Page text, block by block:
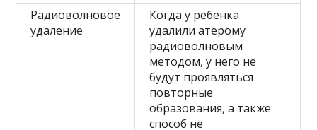
Радиоволновое
удаление
Когда у ребенка
удалили атерому
радиоволновым
методом, у него не
будут проявляться
повторные
образования, а также
способ не